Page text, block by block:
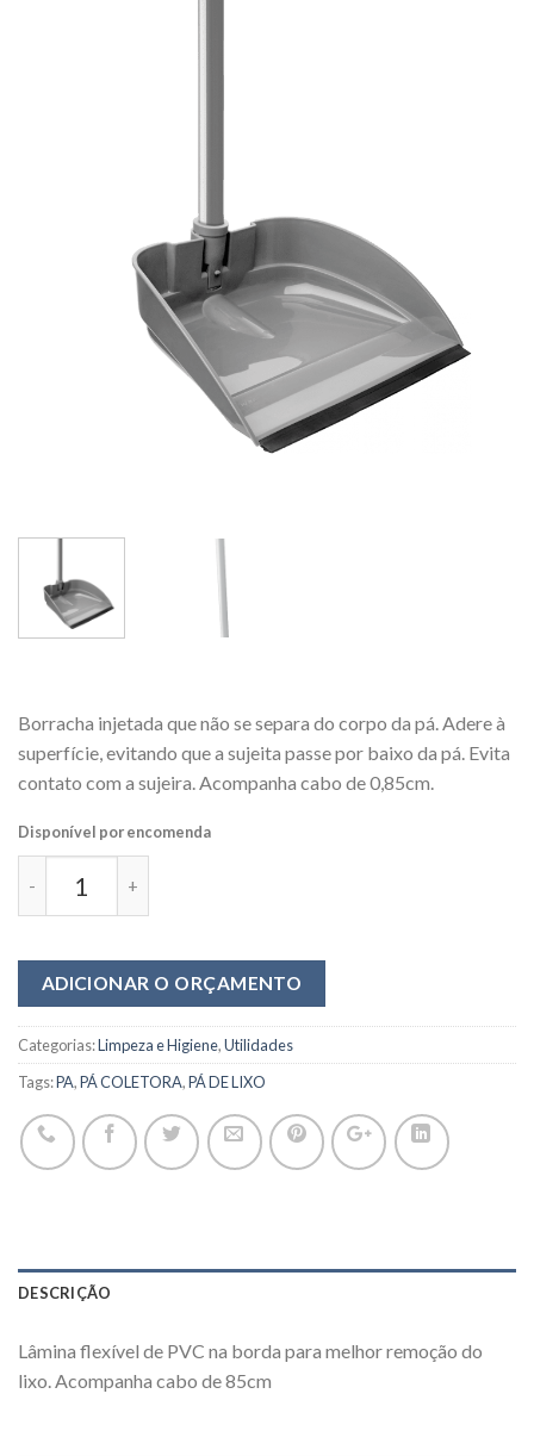
Borracha injetada que não se separa do corpo da pá. Adere à
superfície, evitando que a sujeita passe por baixo da pá. Evita
contato com a sujeira. Acompanha cabo de 0,85cm.
Disponível por encomenda
ADICIONAR O ORÇAMENTO
Categorias:Limpeza e Higiene,Utilidades
Tags:PA,PÁ COLETORA,PÁ DE LIXO
DESCRIÇÃO
Lâmina flexível de PVC na borda para melhor remoção do
lixo. Acompanha cabo de 85cm